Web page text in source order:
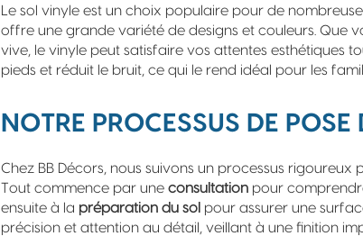
Le sol vinyle est un choix populaire pour de
offre une grande variété de designs et couleurs. Que
vive, le vinyle peut satisfaire vos attentes esthétiques
pieds et réduit le bruit, ce qui le rend idéal pour les
NOTRE PROCESSUS DE
Chez BB Décors, nous suivons un processus
Tout commence par une consultation pour
ensuite à la préparation du sol pour assurer une
précision et attention au détail, veillant à une finition